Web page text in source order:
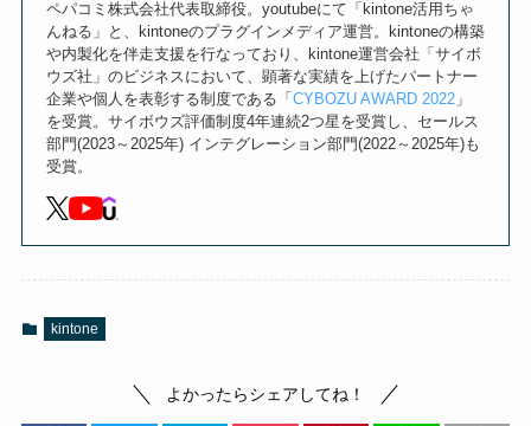
ペパコミ株式会社代表取締役。youtubeにて「kintone活用ちゃ
んねる」と、kintoneのプラグインメディア運営。kintoneの構築
や内製化を伴走支援を行なっており、kintone運営会社「サイボ
ウズ社」のビジネスにおいて、顕著な実績を上げたパートナー
企業や個人を表彰する制度である「 CYBOZU AWARD 2022」
を受賞。サイボウズ評価制度4年連続2つ星を受賞し、セールス
部門(2023～2025年) インテグレーション部門(2022～2025年)も
受賞。
kintone
よかったらシェアしてね！